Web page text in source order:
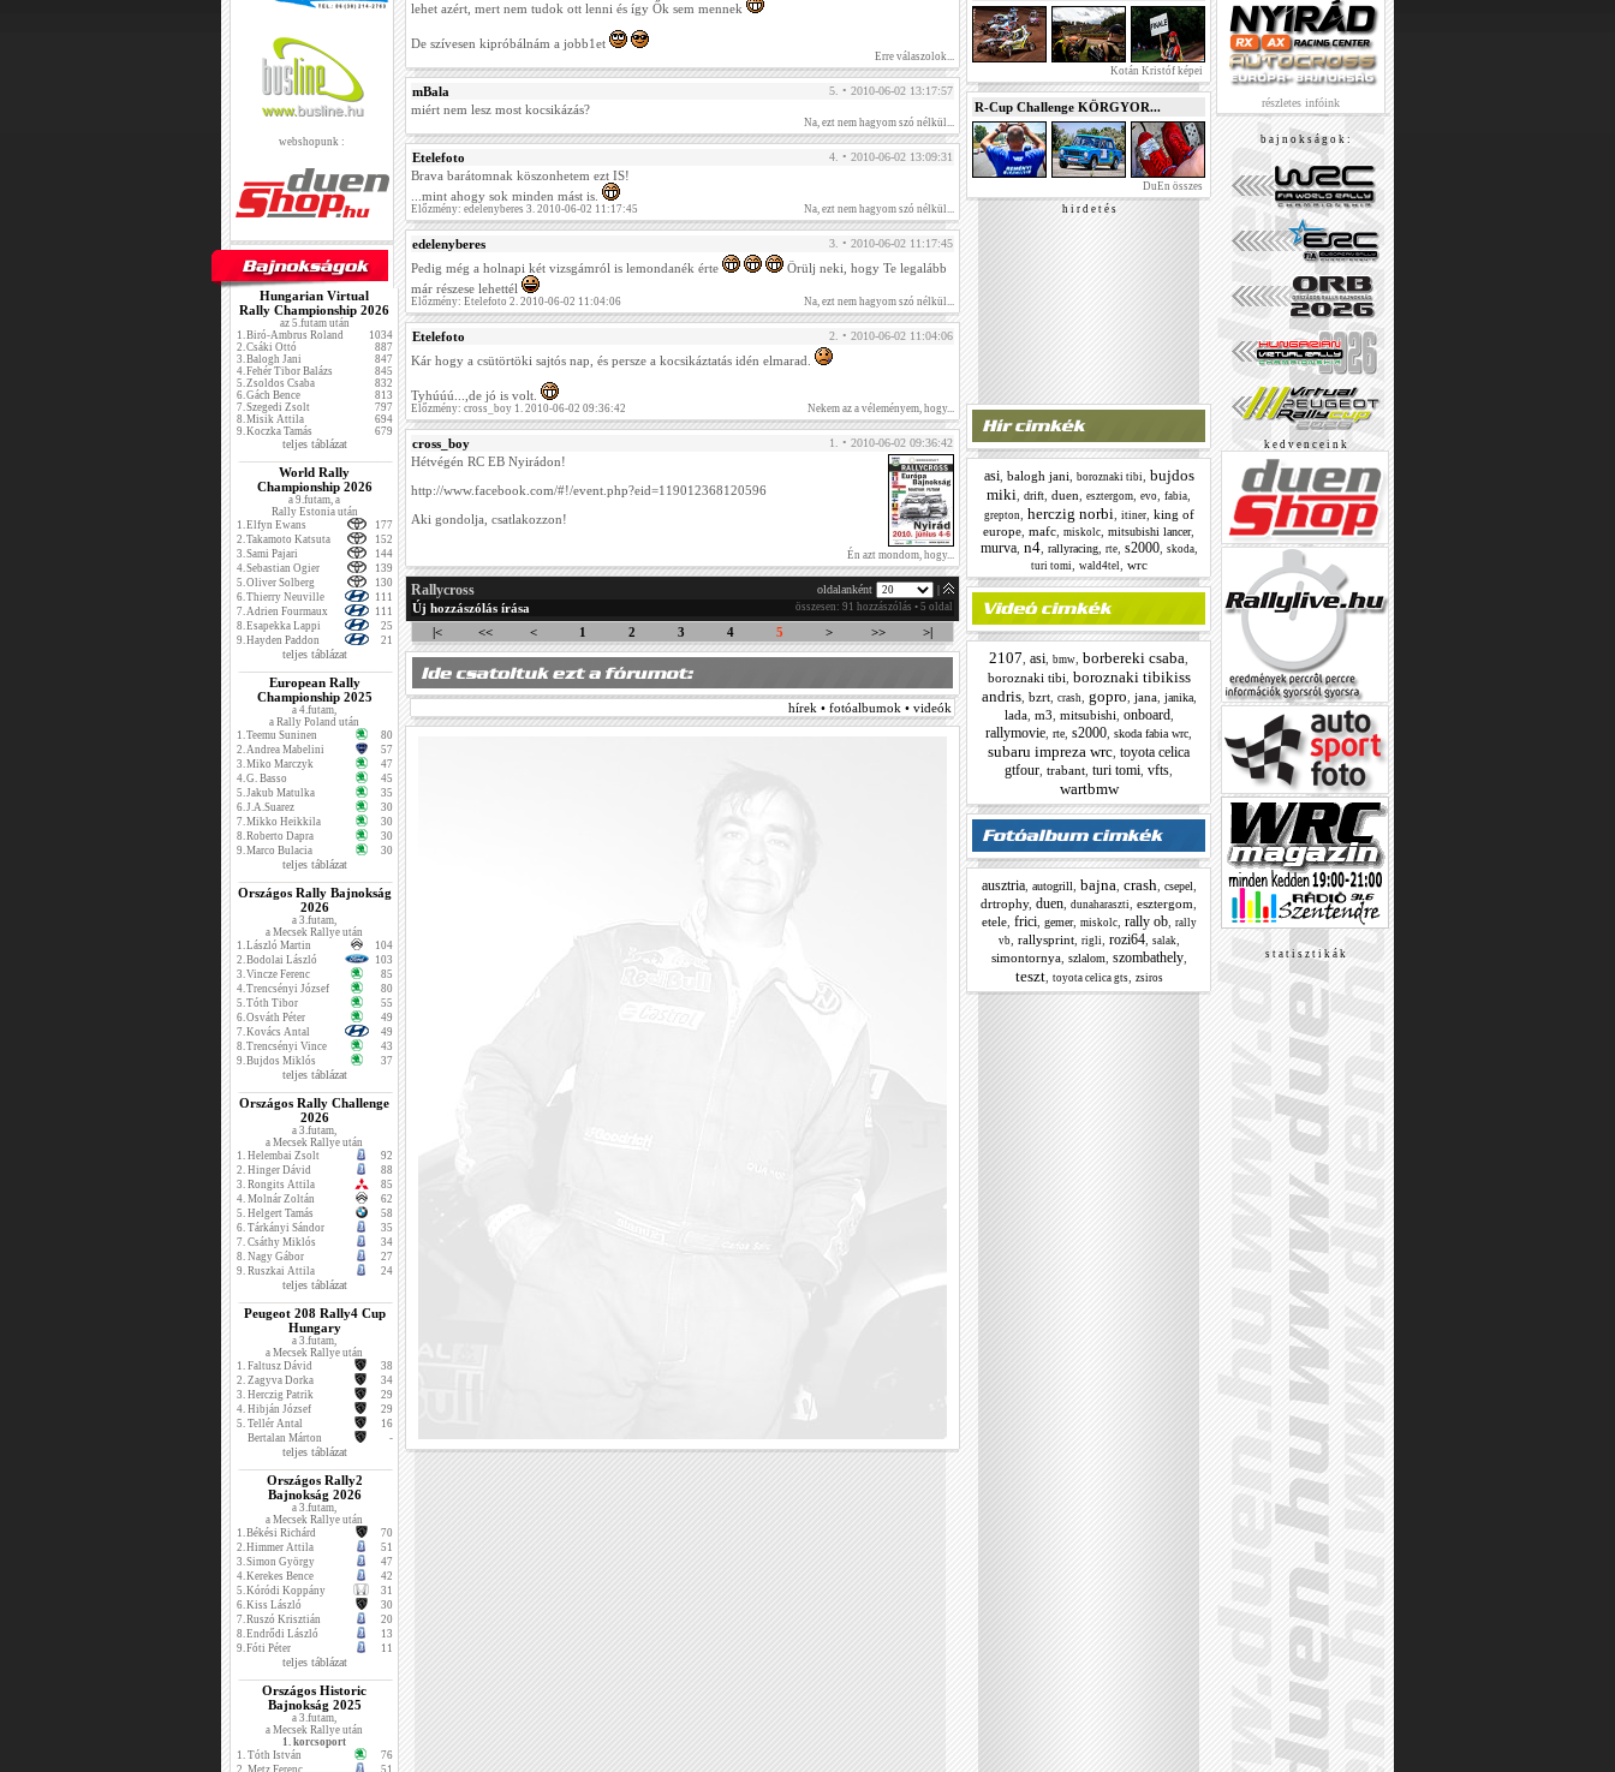
webshopunk :
Hungarian Virtual
Rally Championship 2026
az 5.futam után
1.Biró-Ambrus Roland
1034
2.Csáki Ottó
887
3.Balogh Jani
847
4.Fehér Tibor Balázs
845
5.Zsoldos Csaba
832
6.Gách Bence
813
7.Szegedi Zsolt
797
8.Misik Attila
694
9.Koczka Tamás 679
teljes táblázat
World Rally
Championship 2026
a 9.futam, a
Rally Estonia után
1.Elfyn Ewans
177
2.Takamoto Katsuta
152
3.Sami Pajari
144
4.Sebastian Ogier
139
5.Oliver Solberg
130
6.Thierry Neuville
111
7.Adrien Fourmaux
111
8.Esapekka Lappi
25
9.Hayden Paddon 21
teljes táblázat
European Rally
Championship 2025
a 4.futam,
a Rally Poland után
1.Teemu Suninen
80
2.Andrea Mabelini
57
3.Miko Marczyk
47
4.G. Basso
45
5.Jakub Matulka
35
6.J.A.Suarez
30
7.Mikko Heikkila
30
8.Roberto Dapra
30
9.Marco Bulacia 30
teljes táblázat
Országos Rally Bajnokság
2026
a 3.futam,
a Mecsek Rallye után
1.László Martin
104
2.Bodolai László
103
3.Vincze Ferenc
85
4.Trencsényi József
80
5.Tóth Tibor
55
6.Osváth Péter
49
7.Kovács Antal
49
8.Trencsényi Vince
43
9.Bujdos Miklós 37
teljes táblázat
Országos Rally Challenge
2026
a 3.futam,
a Mecsek Rallye után
1. Helembai Zsolt
92
2. Hinger Dávid
88
3. Rongits Attila
85
4. Molnár Zoltán
62
5. Helgert Tamás
58
6. Tárkányi Sándor
35
7. Csáthy Miklós
34
8. Nagy Gábor
27
9. Ruszkai Attila 24
teljes táblázat
Peugeot 208 Rally4 Cup
Hungary
a 3.futam,
a Mecsek Rallye után
1. Faltusz Dávid
38
2. Zagyva Dorka
34
3. Herczig Patrik
29
4. Hibján József
29
5. Tellér Antal
16
Bertalan Márton
-
teljes táblázat
Országos Rally2
Bajnokság 2026
a 3.futam,
a Mecsek Rallye után
1.Békési Richárd
70
2.Himmer Attila
51
3.Simon György
47
4.Kerekes Bence
42
5.Kóródi Koppány
31
6.Kiss László
30
7.Ruszó Krisztián
20
8.Endrődi László
13
9.Fóti Péter 11
teljes táblázat
Országos Historic
Bajnokság 2025
a 3.futam,
a Mecsek Rallye után
1. korcsoport
1. Tóth István
76
2. Metz Ferenc 51
lehet azért, mert nem tudok ott lenni és így Ők sem mennek
De szívesen kipróbálnám a jobb1et
Erre válaszolok...
mBala 5. • 2010-06-02 13:17:57
miért nem lesz most kocsikázás?
Na, ezt nem hagyom szó nélkül...
Etelefoto 4. • 2010-06-02 13:09:31
Brava barátomnak köszonhetem ezt IS!
...mint ahogy sok minden mást is.
Előzmény: edelenyberes 3. 2010-06-02 11:17:45 Na, ezt nem hagyom szó nélkül...
edelenyberes 3. • 2010-06-02 11:17:45
Pedig még a holnapi két vizsgámról is lemondanék érte
Örülj neki, hogy Te legalább
már részese lehettél
Előzmény: Etelefoto 2. 2010-06-02 11:04:06 Na, ezt nem hagyom szó nélkül...
Etelefoto 2. • 2010-06-02 11:04:06
Kár hogy a csütörtöki sajtós nap, és persze a kocsikáztatás idén elmarad.
Tyhúúú...,de jó is volt.
Előzmény: cross_boy 1. 2010-06-02 09:36:42 Nekem az a véleményem, hogy...
cross_boy 1. • 2010-06-02 09:36:42
Hétvégén RC EB Nyirádon!
http://www.facebook.com/#!/event.php?eid=119012368120596
Aki gondolja, csatlakozzon!
Én azt mondom, hogy...
Rallycross oldalanként
Új hozzászólás írása összesen: 91 hozzászólás • 5 oldal
|< << < 1 2 3 4 5 > >> >|
hírek • fotóalbumok • videók
Kotán Kristóf képei
R-Cup Challenge KÖRGYOR...
DuEn összes
h i r d e t é s
asi, balogh jani boroznaki tibi
bujdos
miki drift duen esztergom evo fabia
grepton herczig norbi itiner, king of
europe mafc miskolc mitsubishi lancer,
murva, n4, rallyracing, rte, s2000, skoda,
turi tomi wald4tel wrc
2107 asi bmw borbereki csaba
boroznaki tibi boroznaki tibikiss
andris, bzrt, crash gopro jana, janika,
lada, m3 mitsubishi onboard
rallymovie rte s2000 skoda fabia wrc
subaru impreza wrc toyota celica
gtfour trabant turi tomi vfts
wartbmw
ausztria, autogrill bajna crash csepel
drtrophy, duen dunaharaszti esztergom
etele, frici, gemer, miskolc, rally ob, rally
vb, rallysprint, rigli rozi64, salak
simontornya, szlalom szombathely,
teszt, toyota celica gts, zsiros
részletes infóink
b a j n o k s á g o k :
k e d v e n c e i n k
s t a t i s z t i k á k